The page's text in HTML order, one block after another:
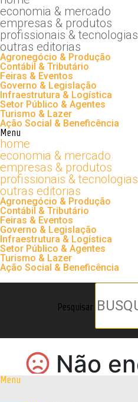
economia & mercado
empresas & produtos
profissionais & tecnologias
outras editorias
Agronegócio & Produção
Contábil & Tributário
Feiras & Eventos
Governo & Legislação
Infraestrutura & Logística
Setor Público & Agentes
Turismo & Lazer
Ação Social & Beneficência
Menu
home
economia & mercado
empresas & produtos
profissionais & tecnologias
outras editorias
Agronegócio & Produção
Contábil & Tributário
Feiras & Eventos
Governo & Legislação
Infraestrutura & Logística
Setor Público & Agentes
Turismo & Lazer
Ação Social & Beneficência
Pesquisar
Menu